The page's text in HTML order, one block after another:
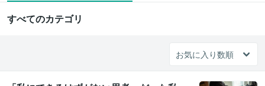
すべてのカテゴリ